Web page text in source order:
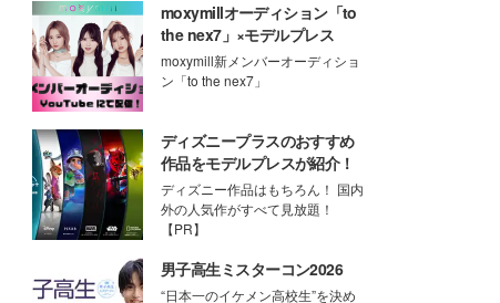
moxymillオーディション「to
the nex7」×モデルプレス
moxymill新メンバーオーディショ
ン「to the nex7」
ディズニープラスのおすすめ
作品をモデルプレスが紹介！
ディズニー作品はもちろん！ 国内
外の人気作がすべて見放題！
【PR】
男子高生ミスターコン2026
“日本一のイケメン高校生”を決め